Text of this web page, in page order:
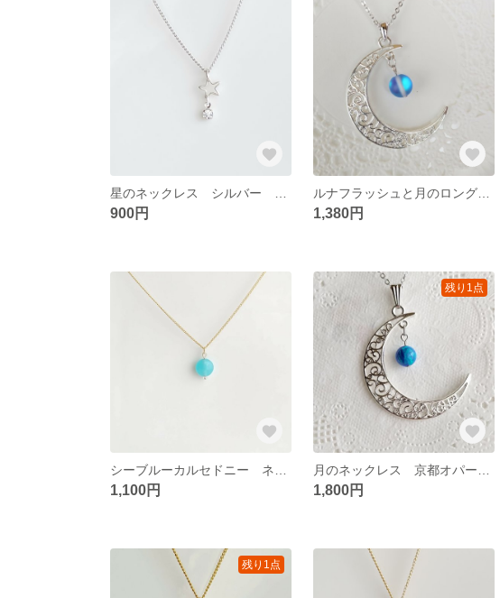
900円
ルナフラッシュと月のロングネックレス 再販4 母の日 高品質錆びにくいチェーン
1,380円
1,100円
残り1点
1,800円
残り1点